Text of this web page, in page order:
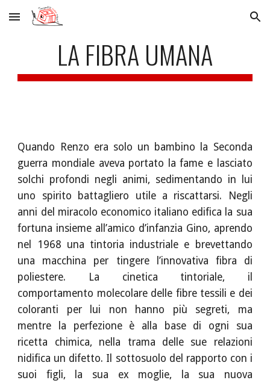
Skip to main content Skip to navigation
LA FIBRA UMANA
Quando Renzo era solo un bambino la Seconda
guerra mondiale aveva portato la fame e lasciato
solchi profondi negli animi, sedimentando in lui
uno spirito battagliero utile a riscattarsi. Negli
anni del miracolo economico italiano edifica la sua
fortuna insieme all’amico d’infanzia Gino, aprendo
nel 1968 una tintoria industriale e brevettando
una macchina per tingere l’innovativa fibra di
poliestere. La cinetica tintoriale, il
comportamento molecolare delle fibre tessili e dei
coloranti per lui non hanno più segreti, ma
mentre la perfezione è alla base di ogni sua
ricetta chimica, nella trama delle sue relazioni
nidifica un difetto. Il sottosuolo del rapporto con i
suoi figli, la sua ex moglie, la sua nuova